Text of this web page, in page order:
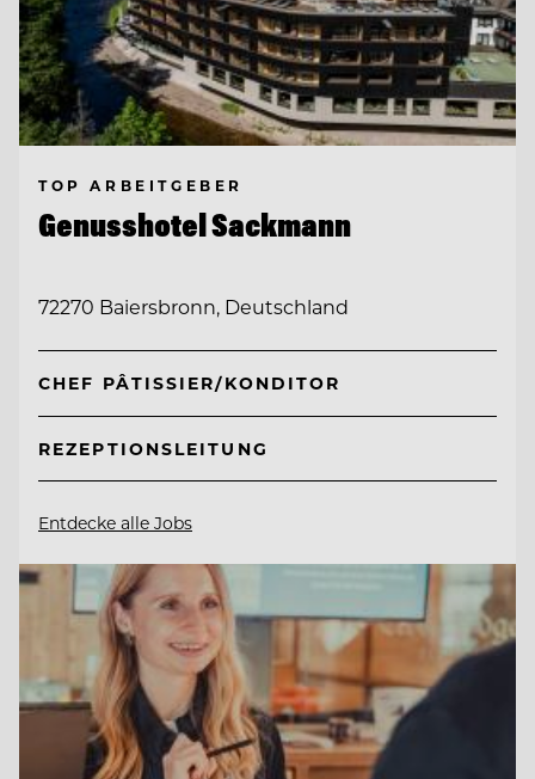
TOP ARBEITGEBER
Genusshotel Sackmann
72270 Baiersbronn, Deutschland
CHEF PÂTISSIER/KONDITOR
REZEPTIONSLEITUNG
Entdecke alle Jobs